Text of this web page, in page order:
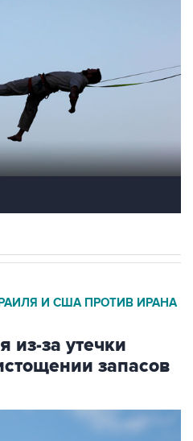
И США ПРОТИВ ИРАНА
из-за утечки
запасов